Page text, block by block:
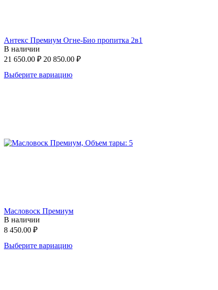
Антекс Премиум Огне-Био пропитка 2в1
В наличии
21 650.00 ₽ 20 850.00 ₽
Выберите вариацию
Масловоск Премиум
В наличии
8 450.00 ₽
Выберите вариацию